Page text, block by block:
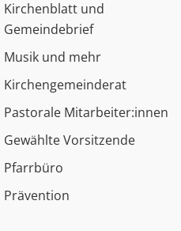
Kirchenblatt und
Gemeindebrief
Musik und mehr
Kirchengemeinderat
Pastorale Mitarbeiter:innen
Gewählte Vorsitzende
Pfarrbüro
Prävention